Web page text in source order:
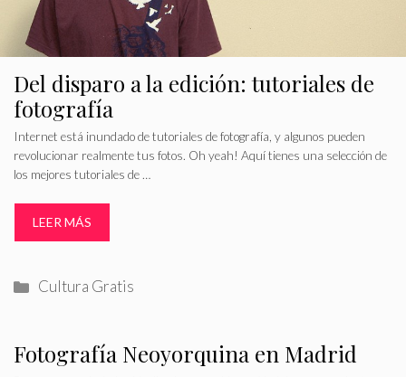
Del disparo a la edición: tutoriales de
fotografía
Internet está inundado de tutoriales de fotografía, y algunos pueden
revolucionar realmente tus fotos. Oh yeah! Aquí tienes una selección de
los mejores tutoriales de …
LEER MÁS
Categorías
Cultura Gratis
Fotografía Neoyorquina en Madrid